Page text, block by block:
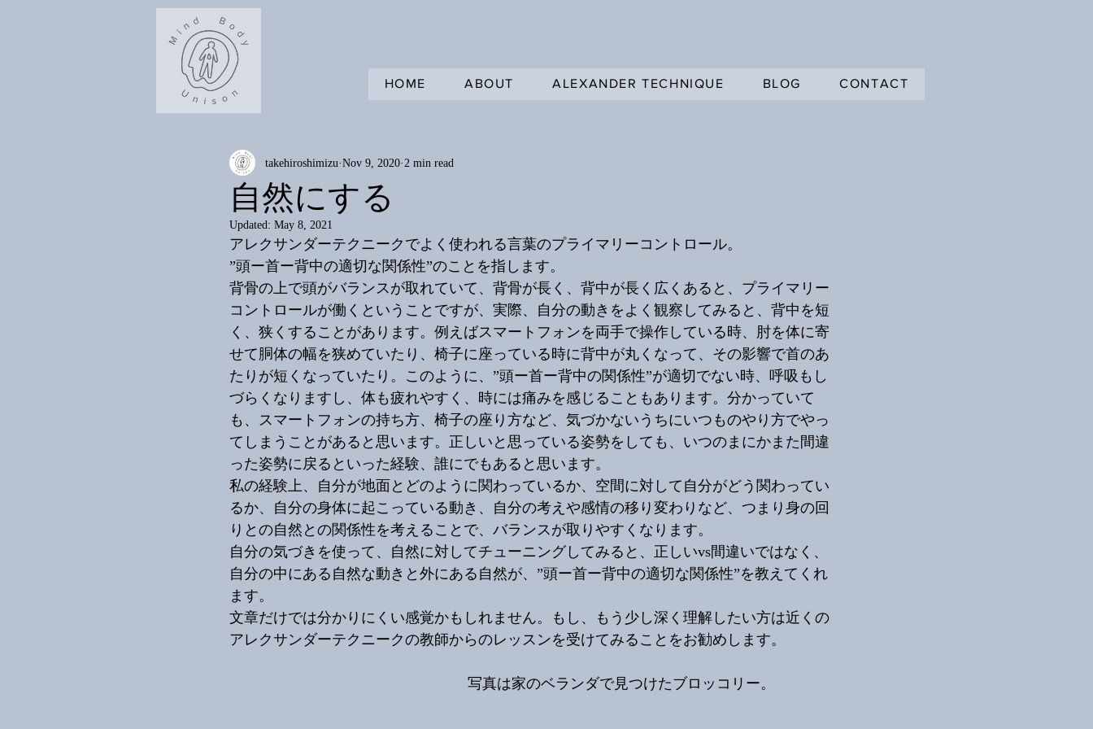
HOME ABOUT ALEXANDER TECHNIQUE BLOG CONTACT
自然にする
takehiroshimizu Nov 9, 2020 2 min read
Updated: May 8, 2021
アレクサンダーテクニークでよく使われる言葉のプライマリーコントロール。
”頭ー首ー背中の適切な関係性”のことを指します。
背骨の上で頭がバランスが取れていて、背骨が長く、背中が長く広くあると、プライマリー
コントロールが働くということですが、実際、自分の動きをよく観察してみると、背中を短
く、狭くすることがあります。例えばスマートフォンを両手で操作している時、肘を体に寄
せて胴体の幅を狭めていたり、椅子に座っている時に背中が丸くなって、その影響で首のあ
たりが短くなっていたり。このように、”頭ー首ー背中の関係性”が適切でない時、呼吸もし
づらくなりますし、体も疲れやすく、時には痛みを感じることもあります。分かっていて
も、スマートフォンの持ち方、椅子の座り方など、気づかないうちにいつものやり方でやっ
てしまうことがあると思います。正しいと思っている姿勢をしても、いつのまにかまた間違
った姿勢に戻るといった経験、誰にでもあると思います。
私の経験上、自分が地面とどのように関わっているか、空間に対して自分がどう関わってい
るか、自分の身体に起こっている動き、自分の考えや感情の移り変わりなど、つまり身の回
りとの自然との関係性を考えることで、バランスが取りやすくなります。
自分の気づきを使って、自然に対してチューニングしてみると、正しいvs間違いではなく、
自分の中にある自然な動きと外にある自然が、”頭ー首ー背中の適切な関係性”を教えてくれ
ます。
文章だけでは分かりにくい感覚かもしれません。もし、もう少し深く理解したい方は近くの
アレクサンダーテクニークの教師からのレッスンを受けてみることをお勧めします。
写真は家のベランダで見つけたブロッコリー。